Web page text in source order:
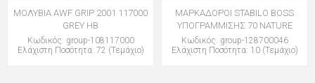
ΜΟΛΥΒΙΑ AWF GRIP 2001 117000
GREY HB
Κωδικός: group-108117000
Ελάχιστη Ποσότητα: 72 (Τεμάχιο)
ΜΑΡΚΑΔΟΡΟΙ STABILO BOSS
ΥΠΟΓΡΑΜΜΙΣΗΣ 70 NATURE
Κωδικός: group-128700046
Ελάχιστη Ποσότητα: 10 (Τεμάχιο)